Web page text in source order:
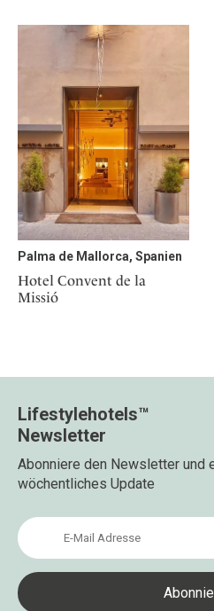
Palma de Mallorca, Spanien
Hotel Convent de la
Missió
Lifestylehotels™
Newsletter
Abonniere den Newsletter und
wöchentliches Update